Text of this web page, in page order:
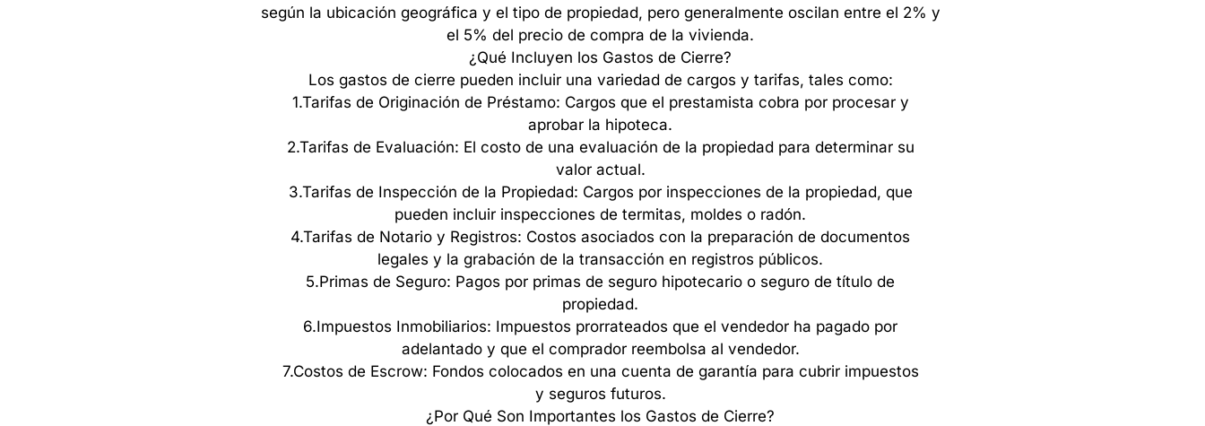
según la ubicación geográfica y el tipo de propiedad, pero generalmente oscilan entre el 2% y
el 5% del precio de compra de la vivienda.
¿Qué Incluyen los Gastos de Cierre?
Los gastos de cierre pueden incluir una variedad de cargos y tarifas, tales como:
1.Tarifas de Originación de Préstamo: Cargos que el prestamista cobra por procesar y
aprobar la hipoteca.
2.Tarifas de Evaluación: El costo de una evaluación de la propiedad para determinar su
valor actual.
3.Tarifas de Inspección de la Propiedad: Cargos por inspecciones de la propiedad, que
pueden incluir inspecciones de termitas, moldes o radón.
4.Tarifas de Notario y Registros: Costos asociados con la preparación de documentos
legales y la grabación de la transacción en registros públicos.
5.Primas de Seguro: Pagos por primas de seguro hipotecario o seguro de título de
propiedad.
6.Impuestos Inmobiliarios: Impuestos prorrateados que el vendedor ha pagado por
adelantado y que el comprador reembolsa al vendedor.
7.Costos de Escrow: Fondos colocados en una cuenta de garantía para cubrir impuestos
y seguros futuros.
¿Por Qué Son Importantes los Gastos de Cierre?